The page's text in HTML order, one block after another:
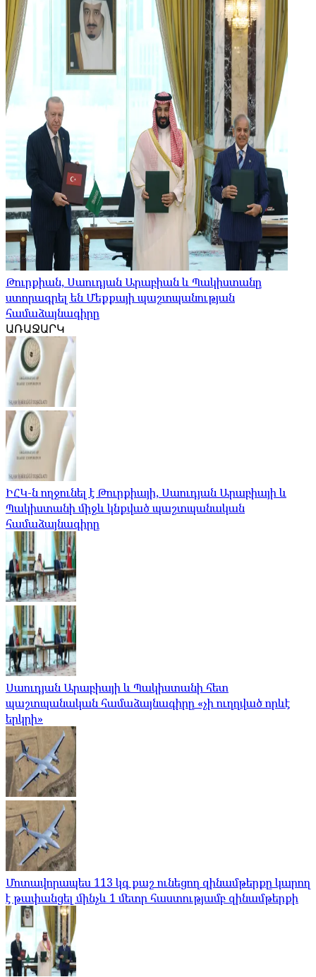
Թուրքիան, Սաուդյան Արաբիան և Պակիստանը
ստորագրել են Մեքքայի պաշտպանության
համաձայնագիրը
ԱՌԱՋԱՐԿ
ԻՀԿ-ն ողջունել է Թուրքիայի, Սաուդյան Արաբիայի և
Պակիստանի միջև կնքված պաշտպանական
համաձայնագիրը
Սաուդյան Արաբիայի և Պակիստանի հետ
պաշտպանական համաձայնագիրը «չի ուղղված որևէ
երկրի»
Մոտավորապես 113 կգ քաշ ունեցող զինամթերքը կարող
է թափանցել մինչև 1 մետր հաստությամբ զինամթերքի